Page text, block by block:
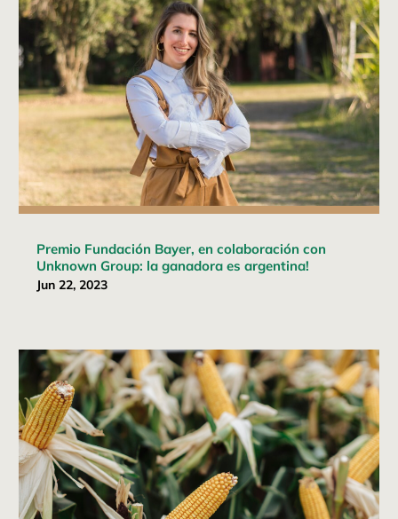
Premio Fundación Bayer, en colaboración con
Unknown Group: la ganadora es argentina!
Jun 22, 2023